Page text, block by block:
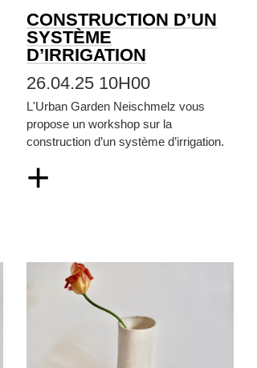
CONSTRUCTION D’UN
SYSTÈME
D’IRRIGATION
26.04.25 10H00
L'Urban Garden Neischmelz vous
propose un workshop sur la
construction d’un système d’irrigation.
+